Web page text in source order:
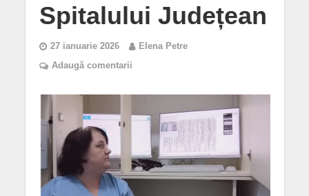
Spitalului Județean
27 ianuarie 2026
Elena Petre
Adaugă comentarii